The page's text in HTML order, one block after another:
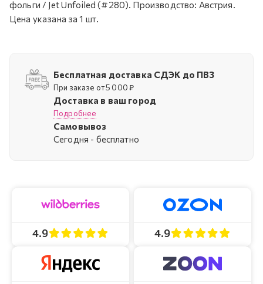
фольги / Jet Unfoiled (#280). Производство: Австрия.
Цена указана за 1 шт.
Бесплатная доставка СДЭК до ПВЗ
При заказе от 5 000 ₽
Доставка в ваш город
Подробнее
Самовывоз
Cегодня - бесплатно
4.9 4.9